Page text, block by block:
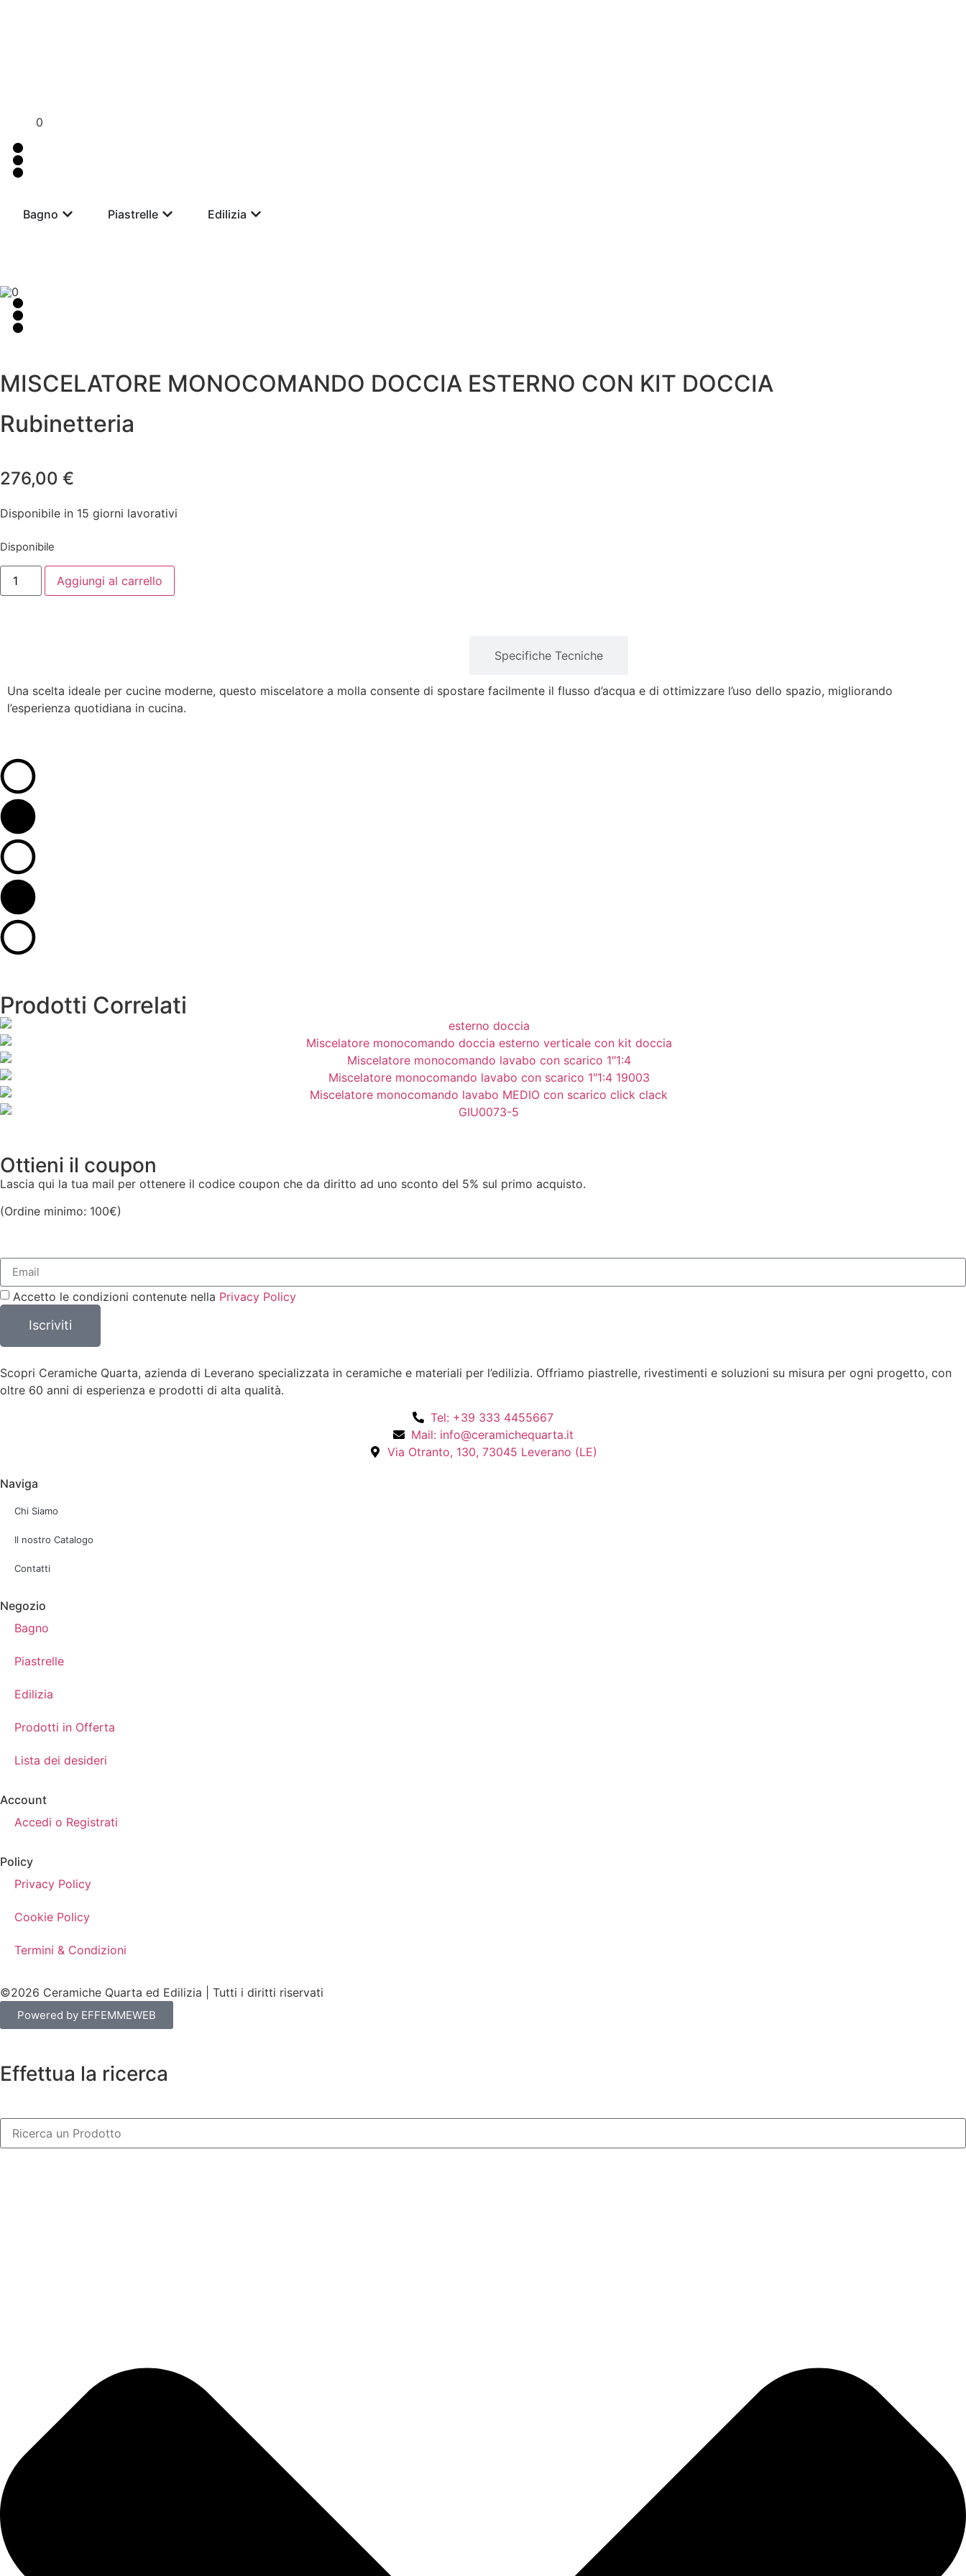
0
Bagno Piastrelle Edilizia
0
MISCELATORE MONOCOMANDO DOCCIA ESTERNO CON KIT DOCCIA
Rubinetteria
276,00 €
Disponibile in 15 giorni lavorativi
Disponibile
Aggiungi al carrello
Specifiche Tecniche
Una scelta ideale per cucine moderne, questo miscelatore a molla consente di spostare facilmente il flusso d’acqua e di ottimizzare l’uso dello spazio, migliorando
l’esperienza quotidiana in cucina.
Prodotti Correlati €
Aggiungi al Carrello
103,00 €
Aggiungi al Carrello
68,00 €
Aggiungi al Carrello
60,00 €
Aggiungi al Carrello
113,00 €
Aggiungi al Carrello
319,00€
Ottieni il coupon
Lascia qui la tua mail per ottenere il codice coupon che da diritto ad uno sconto del 5% sul primo acquisto.
(Ordine minimo: 100€)
Accetto le condizioni contenute nella Privacy Policy
Iscriviti
Scopri Ceramiche Quarta, azienda di Leverano specializzata in ceramiche e materiali per l’edilizia. Offriamo piastrelle, rivestimenti e soluzioni su misura per ogni progetto, con
oltre 60 anni di esperienza e prodotti di alta qualità.
Tel: +39 333 4455667
Mail: info@ceramichequarta.it
Via Otranto, 130, 73045 Leverano (LE)
Naviga
Chi Siamo
Il nostro Catalogo
Contatti
Negozio
Bagno
Piastrelle
Edilizia
Prodotti in Offerta
Lista dei desideri
Account
Accedi o Registrati
Policy
Privacy Policy
Cookie Policy
Termini & Condizioni
©2026 Ceramiche Quarta ed Edilizia | Tutti i diritti riservati
Powered by EFFEMMEWEB
Effettua la ricerca